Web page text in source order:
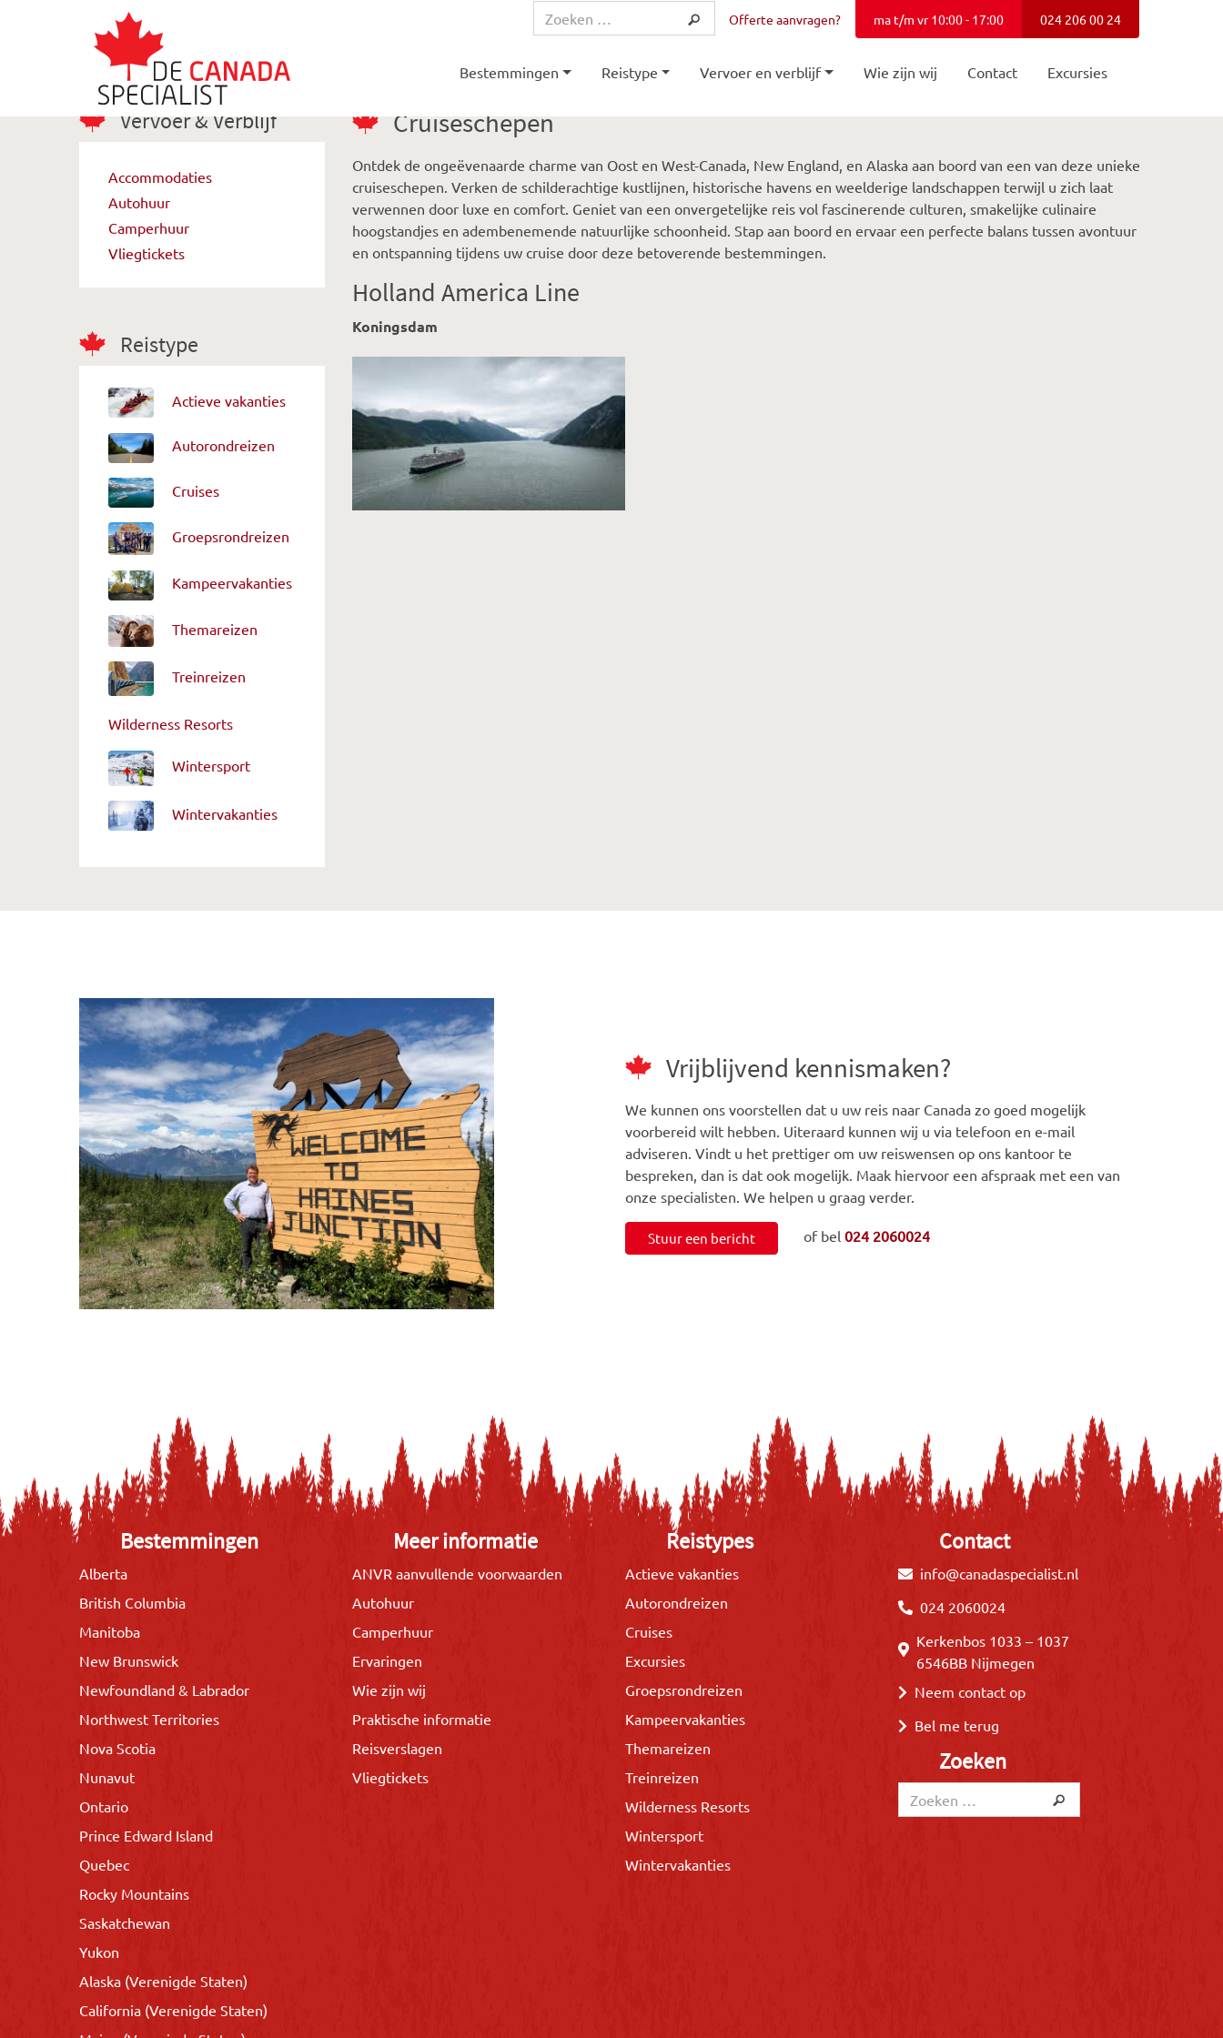
Offerte aanvragen? ma t/m vr 10:00 - 17:00 024 206 00 24
Bestemmingen Reistype Vervoer en verblijf Wie zijn wij Contact Excursies
Vervoer & Verblijf
Accommodaties
Autohuur
Camperhuur
Vliegtickets
Reistype
Actieve vakanties
Autorondreizen
Cruises
Groepsrondreizen
Kampeervakanties
Themareizen
Treinreizen
Wilderness Resorts
Wintersport
Wintervakanties
Cruiseschepen
Ontdek de ongeëvenaarde charme van Oost en West-Canada, New England, en Alaska aan boord van een van deze unieke
cruiseschepen. Verken de schilderachtige kustlijnen, historische havens en weelderige landschappen terwijl u zich laat
verwennen door luxe en comfort. Geniet van een onvergetelijke reis vol fascinerende culturen, smakelijke culinaire
hoogstandjes en adembenemende natuurlijke schoonheid. Stap aan boord en ervaar een perfecte balans tussen avontuur
en ontspanning tijdens uw cruise door deze betoverende bestemmingen.
Holland America Line
Koningsdam
Vrijblijvend kennismaken?
We kunnen ons voorstellen dat u uw reis naar Canada zo goed mogelijk
voorbereid wilt hebben. Uiteraard kunnen wij u via telefoon en e-mail
adviseren. Vindt u het prettiger om uw reiswensen op ons kantoor te
bespreken, dan is dat ook mogelijk. Maak hiervoor een afspraak met een van
onze specialisten. We helpen u graag verder.
Stuur een bericht of bel 024 2060024
Bestemmingen
Alberta
British Columbia
Manitoba
New Brunswick
Newfoundland & Labrador
Northwest Territories
Nova Scotia
Nunavut
Ontario
Prince Edward Island
Quebec
Rocky Mountains
Saskatchewan
Yukon
Alaska (Verenigde Staten)
California (Verenigde Staten)
Meer informatie
ANVR aanvullende voorwaarden
Autohuur
Camperhuur
Ervaringen
Wie zijn wij
Praktische informatie
Reisverslagen
Vliegtickets
Reistypes
Actieve vakanties
Autorondreizen
Cruises
Excursies
Groepsrondreizen
Kampeervakanties
Themareizen
Treinreizen
Wilderness Resorts
Wintersport
Wintervakanties
Contact
info@canadaspecialist.nl
024 2060024
Kerkenbos 1033 – 1037
6546BB Nijmegen
Neem contact op
Bel me terug
Zoeken